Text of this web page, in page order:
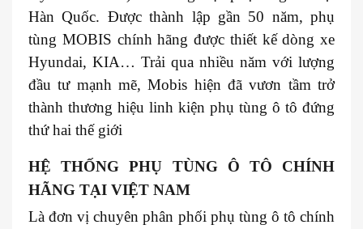
Hàn Quốc. Được thành lập gần 50 năm, phụ
tùng MOBIS chính hãng được thiết kế dòng xe
Hyundai, KIA… Trải qua nhiều năm với lượng
đầu tư mạnh mẽ, Mobis hiện đã vươn tầm trở
thành thương hiệu linh kiện phụ tùng ô tô đứng
thứ hai thế giới
HỆ THỐNG PHỤ TÙNG Ô TÔ CHÍNH
HÃNG TẠI VIỆT NAM
Là đơn vị chuyên phân phối phụ tùng ô tô chính